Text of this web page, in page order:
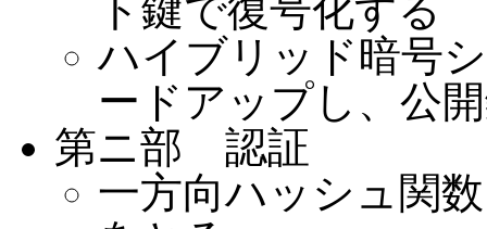
ト鍵で復号化する
ハイブリッド暗号
ードアップし、公
第ニ部 認証
一方向ハッシュ関